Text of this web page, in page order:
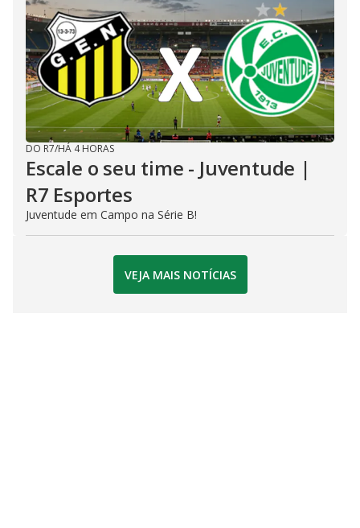
DO R7/HÁ 4 HORAS
Escale o seu time - Juventude |
R7 Esportes
Juventude em Campo na Série B!
VEJA MAIS NOTÍCIAS